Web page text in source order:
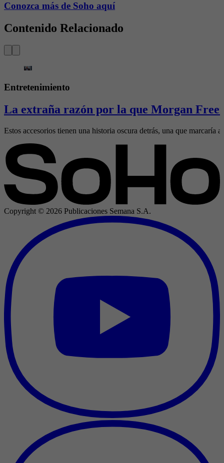
Conozca más de Soho aquí
Contenido Relacionado
Entretenimiento
La extraña razón por la que Morgan
Estos accesorios tienen una historia oscura detrás, una que marcaría
Copyright © 2026 Publicaciones Semana S.A.